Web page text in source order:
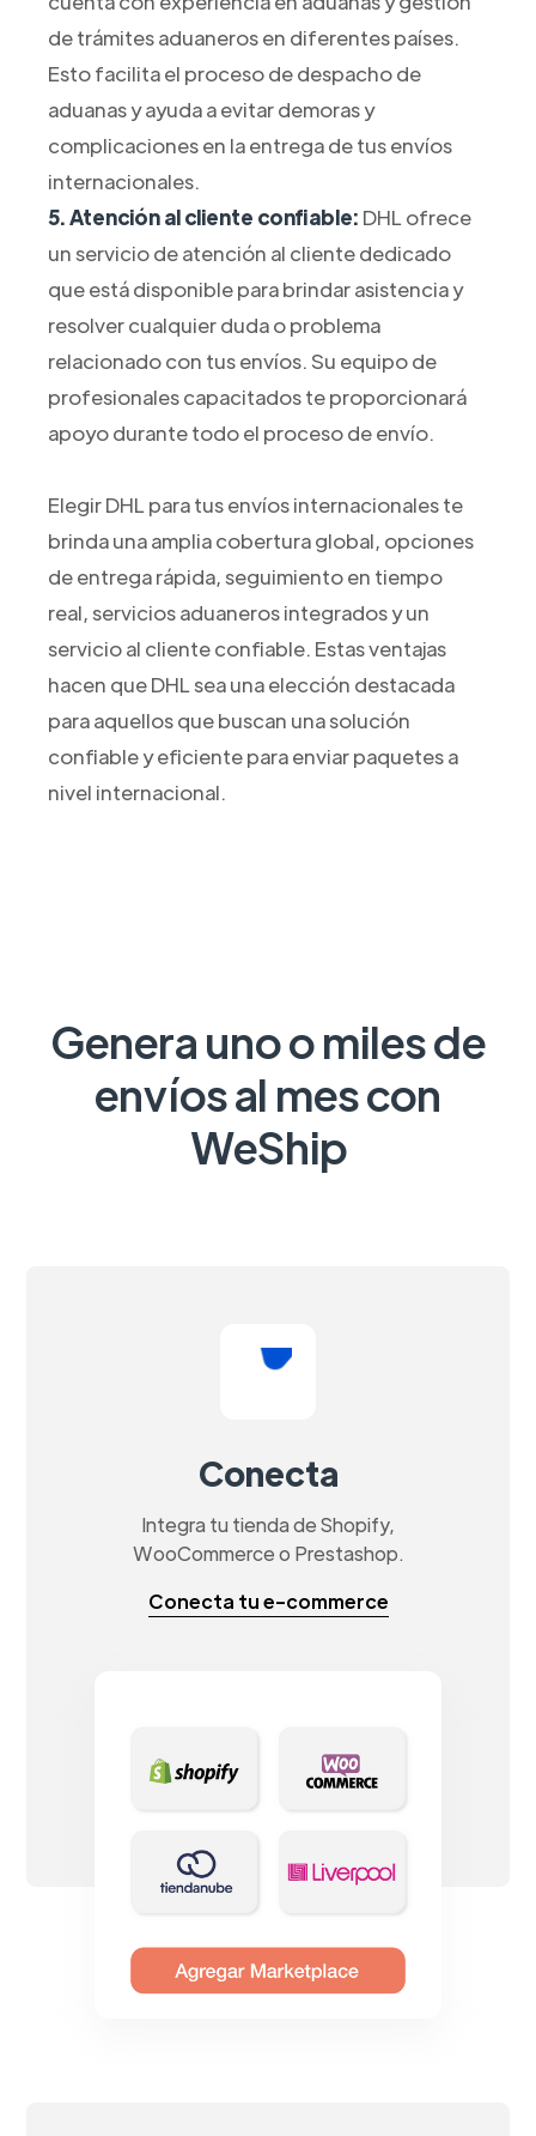
de trámites aduaneros en diferentes países.
Esto facilita el proceso de despacho de
aduanas y ayuda a evitar demoras y
complicaciones en la entrega de tus envíos
internacionales.
5. Atención al cliente confiable: DHL ofrece
un servicio de atención al cliente dedicado
que está disponible para brindar asistencia y
resolver cualquier duda o problema
relacionado con tus envíos. Su equipo de
profesionales capacitados te proporcionará
apoyo durante todo el proceso de envío.
Elegir DHL para tus envíos internacionales te
brinda una amplia cobertura global, opciones
de entrega rápida, seguimiento en tiempo
real, servicios aduaneros integrados y un
servicio al cliente confiable. Estas ventajas
hacen que DHL sea una elección destacada
para aquellos que buscan una solución
confiable y eficiente para enviar paquetes a
nivel internacional.
Genera uno o miles de
envíos al mes con
WeShip
Conecta
Integra tu tienda de Shopify,
WooCommerce o Prestashop.
Conecta tu e-commerce